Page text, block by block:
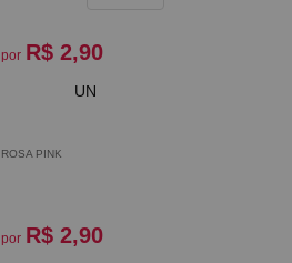
por R$ 2,90
UN
ROSA PINK
por R$ 2,90